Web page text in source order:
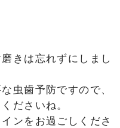
きは忘れずにしまし
虫歯予防ですので、
ださいね。
ンをお過ごしくださ